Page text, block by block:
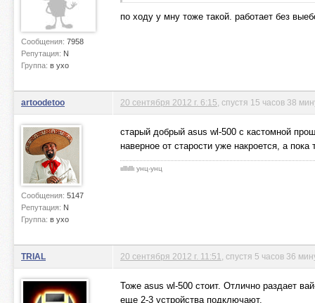
Сообщения: 7958
Репутация: N
Группа: в ухо
по ходу у мну тоже такой. работает без
artoodetoo
Сообщения: 5147
Репутация: N
Группа: в ухо
20 сентября 2012 г. 6:15 , спустя 15 часов 38
старый добрый asus wl-500 с кастомной
наверное от старости уже накроется, а
ιιlllιlllι унц-унц
TRIAL 20 сентября 2012 г. 11:51 , спустя 5 часов 36
Тоже asus wl-500 стоит. Отлично раздает
еще 2-3 устройства подключают.